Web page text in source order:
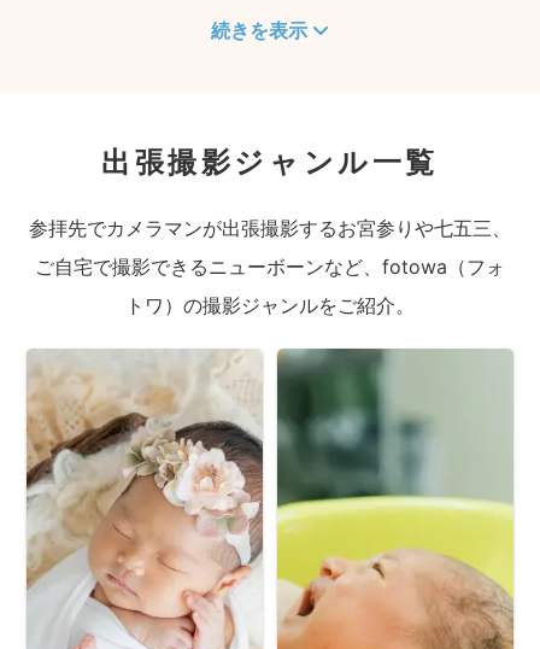
続きを表示
出張撮影ジャンル一覧
参拝先でカメラマンが出張撮影するお宮参りや七五三、
ご自宅で撮影できるニューボーンなど、fotowa（フォ
トワ）の撮影ジャンルをご紹介。